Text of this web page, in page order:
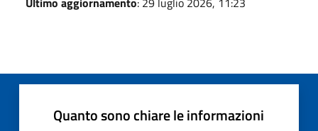
Quanto sono chiare le informazioni